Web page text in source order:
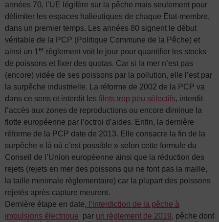
années 70, l’UE légifère sur la pêche mais seulement pour
délimiter les espaces halieutiques de chaque État-membre,
dans un premier temps. Les années 80 signent le début
véritable de la PCP (Politique Commune de la Pêche) et
ainsi un 1 er règlement voit le jour pour quantifier les stocks
de poissons et fixer des quotas. Car si la mer n’est pas
(encore) vidée de ses poissons par la pollution, elle l’est par
la surpêche industrielle. La réforme de 2002 de la PCP va
dans ce sens et interdit les filets trop peu sélectifs, interdit
l’accès aux zones de reproductions ou encore diminue la
flotte européenne par l’octroi d’aides. Enfin, la dernière
réforme de la PCP date de 2013. Elle consacre la fin de la
surpêche « là où c’est possible » selon cette formule du
Conseil de l’Union européenne ainsi que la réduction des
rejets (rejets en mer des poissons qui ne font pas la maille,
la taille minimale règlementaire) car la plupart des poissons
rejetés après capture meurent.
Dernière étape en date, l’interdiction de la pêche à
impulsions électrique par un règlement de 2019, pêche dont